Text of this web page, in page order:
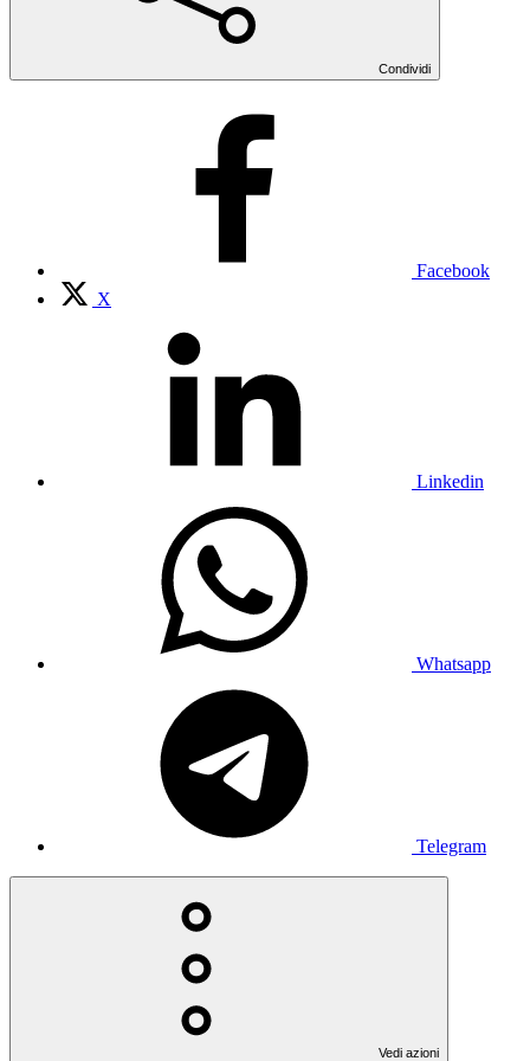
Condividi
Facebook
X
Linkedin
Whatsapp
Telegram
Vedi azioni